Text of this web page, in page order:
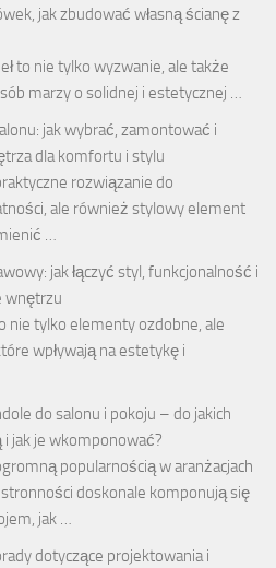
jak zbudować własną ścianę z
to nie tylko wyzwanie, ale także
marzy o solidnej i estetycznej …
jak wybrać, zamontować i
dla komfortu i stylu
rozwiązanie do
ale również stylowy element
…
jak łączyć styl, funkcjonalność i
wnętrzu
nie tylko elementy ozdobne, ale
wpływają na estetykę i
do salonu i pokoju – do jakich
jak je wkomponować?
popularnością w aranżacjach
doskonale komponują się
jak …
dotyczące projektowania i